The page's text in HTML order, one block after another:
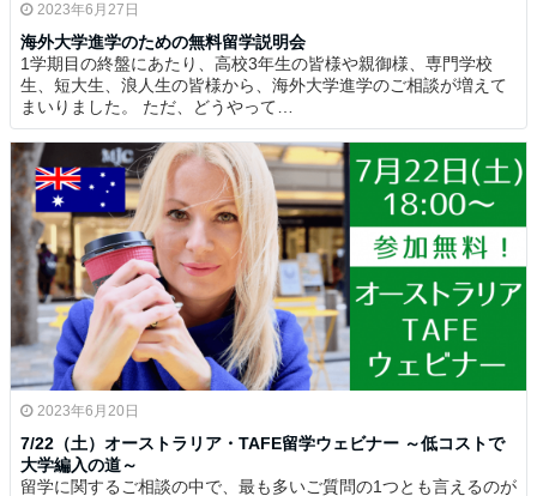
2023年6月27日
海外大学進学のための無料留学説明会
1学期目の終盤にあたり、高校3年生の皆様や親御様、専門学校
生、短大生、浪人生の皆様から、海外大学進学のご相談が増えて
まいりました。 ただ、どうやって…
2023年6月20日
7/22（土）オーストラリア・TAFE留学ウェビナー ～低コストで
大学編入の道～
留学に関するご相談の中で、最も多いご質問の1つとも言えるのが